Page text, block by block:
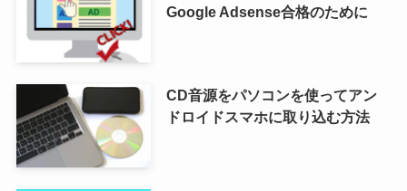
Google Adsense合格のために
CD音源をパソコンを使ってアン
ドロイドスマホに取り込む方法